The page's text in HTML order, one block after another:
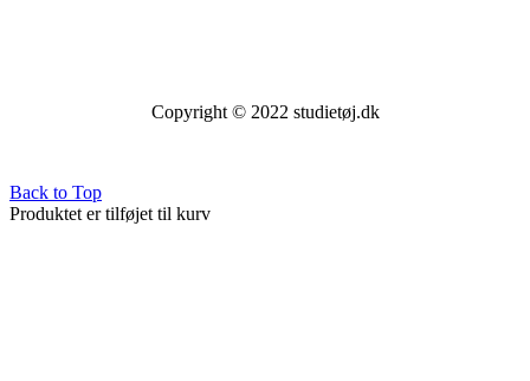
Copyright © 2022 studietøj.dk
Back to Top
Produktet er tilføjet til kurv